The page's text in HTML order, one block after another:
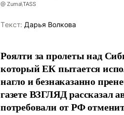
@ Zuma\TASS
Tекст: Дарья Волкова
Роялти за пролеты над
который ЕК пытается
нагло и безнаказанно
газете ВЗГЛЯД рассказал
потребовали от РФ